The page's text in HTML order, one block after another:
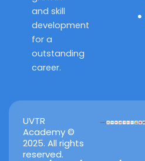
and skill
development
for a
outstanding
career.
UVTR
Academy ©
2025. All rights
reserved.